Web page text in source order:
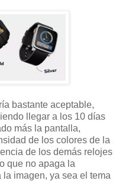
bastante aceptable,
llegar a los 10 días
más la pantalla,
de los colores de la
de los demás relojes
que no apaga la
imagen, ya sea el tema